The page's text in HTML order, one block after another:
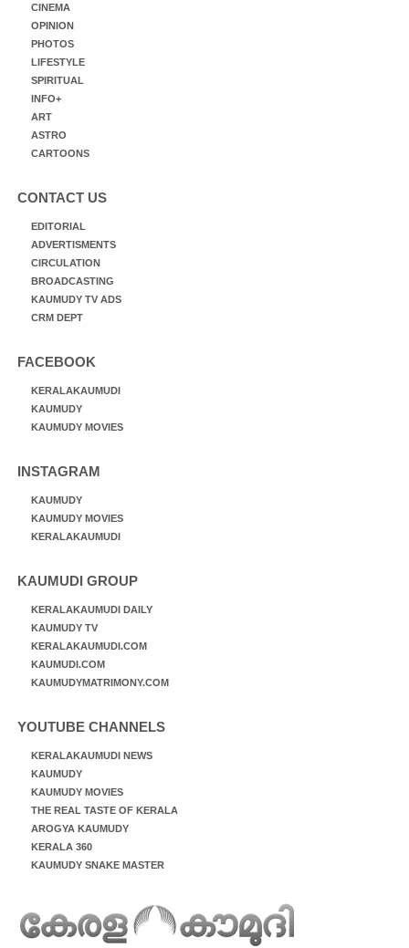
CINEMA
OPINION
PHOTOS
LIFESTYLE
SPIRITUAL
INFO+
ART
ASTRO
CARTOONS
CONTACT US
EDITORIAL
ADVERTISMENTS
CIRCULATION
BROADCASTING
KAUMUDY TV ADS
CRM DEPT
FACEBOOK
KERALAKAUMUDI
KAUMUDY
KAUMUDY MOVIES
INSTAGRAM
KAUMUDY
KAUMUDY MOVIES
KERALAKAUMUDI
KAUMUDI GROUP
KERALAKAUMUDI DAILY
KAUMUDY TV
KERALAKAUMUDI.COM
KAUMUDI.COM
KAUMUDYMATRIMONY.COM
YOUTUBE CHANNELS
KERALAKAUMUDI NEWS
KAUMUDY
KAUMUDY MOVIES
THE REAL TASTE OF KERALA
AROGYA KAUMUDY
KERALA 360
KAUMUDY SNAKE MASTER